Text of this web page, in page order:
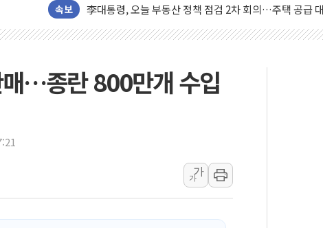
속보
[오늘의 정치일정] 8월 7일(금)
[오늘의 국회일정] 상임위·세미나·기자회견·주요 정당
유럽증시, 견조한 실적 소화하며 대부분 상승… "2분기
리투아니아 국방 "러, 우크라 드론으로 나토 회원국 공
뉴욕증시 프리뷰, 미 주가선물 AI주 차익실현 속 혼조세
청와대, 북한 단거리 탄도미사일 발사에 긴급 안보 점검회
…종란 800만개 수입
가
가